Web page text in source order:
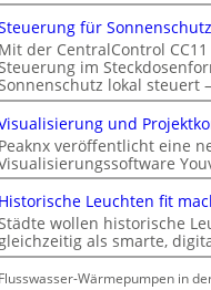
für Sonnenschutz
der CentralControl
im
lokal steuert
und
veröffentlicht eine
Leuchten fit
wollen historische
als smarte,
Wärmepumpen in